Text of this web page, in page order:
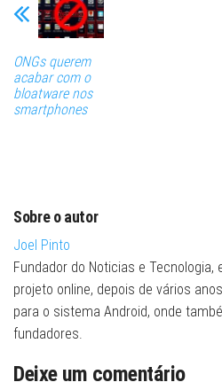
ONGs querem
acabar com o
bloatware nos
smartphones
Sobre o autor
Joel Pinto
Fundador do Noticias e
projeto online, depois de vários
para o sistema Android, onde
fundadores.
Deixe um comentário